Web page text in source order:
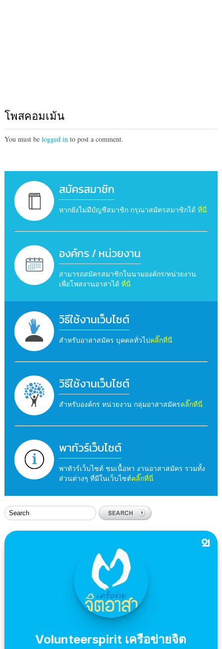
โพสคอมเม้น
You must be logged in to post a comment.
สมัครสมาชิก
หากยังไม่มีบัญชีสมาชิก กรุณาสมัครสมาชิกได้ ที่นี่
องค์กร / หน่วยงาน
สามารถสมัครสมาชิกในนามองค์กร/หน่วยงาน
เพื่อโพสงานอาสาได้ ที่นี่
วิธีใช้งานเว็บไซต์
สำหรับอาสาสมัคร บุคคลทั่วไปคลิ๊กที่นี่
วิธีใช้งานเว็บไซต์
สำหรับองค์กร หน่วยงาน กลุ่มอาสาสมัครคลิ๊กที่นี่
พาทัวร์เว็บไซต์
พาทัวร์เว็บไซต์ ชมเนื้อหา งานอาสาสมัคร รวมทั้ง
ส่วนต่างๆ ที่มีในเว็บไซต์คลิ๊กที่นี่